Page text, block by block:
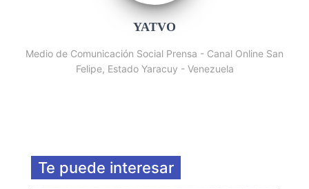
YATVO
Medio de Comunicación Social Prensa - Canal Online San
Felipe, Estado Yaracuy - Venezuela
Te puede interesar